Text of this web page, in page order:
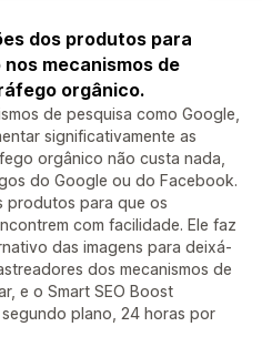
dos produtos para
mecanismos de
orgânico.
de pesquisa como Google,
significativamente as
orgânico não custa nada,
do Google ou do Facebook.
produtos para que os
com facilidade. Ele faz
das imagens para deixá-
dos mecanismos de
e o Smart SEO Boost
plano, 24 horas por